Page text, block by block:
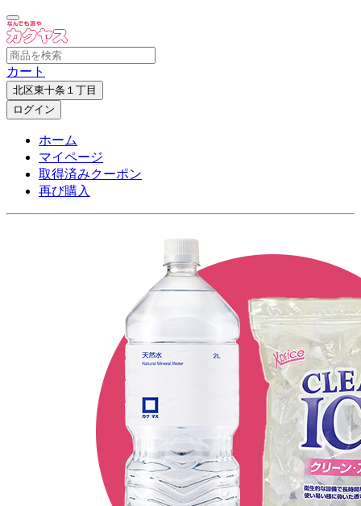
カート
北区東十条１丁目
ログイン
ホーム
マイページ
取得済みクーポン
再び購入